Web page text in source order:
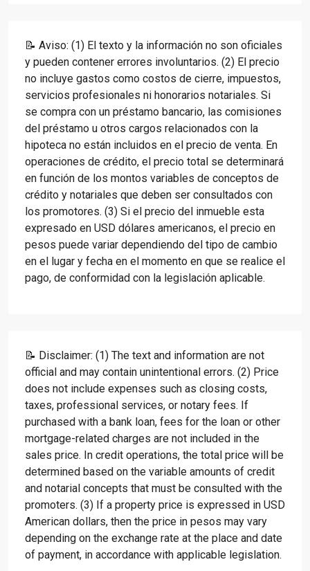
📝 Aviso: (1) El texto y la información no son oficiales
y pueden contener errores involuntarios. (2) El precio
no incluye gastos como costos de cierre, impuestos,
servicios profesionales ni honorarios notariales. Si
se compra con un préstamo bancario, las comisiones
del préstamo u otros cargos relacionados con la
hipoteca no están incluidos en el precio de venta. En
operaciones de crédito, el precio total se determinará
en función de los montos variables de conceptos de
crédito y notariales que deben ser consultados con
los promotores. (3) Si el precio del inmueble esta
expresado en USD dólares americanos, el precio en
pesos puede variar dependiendo del tipo de cambio
en el lugar y fecha en el momento en que se realice el
pago, de conformidad con la legislación aplicable.
📝 Disclaimer: (1) The text and information are not
official and may contain unintentional errors. (2) Price
does not include expenses such as closing costs,
taxes, professional services, or notary fees. If
purchased with a bank loan, fees for the loan or other
mortgage-related charges are not included in the
sales price. In credit operations, the total price will be
determined based on the variable amounts of credit
and notarial concepts that must be consulted with the
promoters. (3) If a property price is expressed in USD
American dollars, then the price in pesos may vary
depending on the exchange rate at the place and date
of payment, in accordance with applicable legislation.